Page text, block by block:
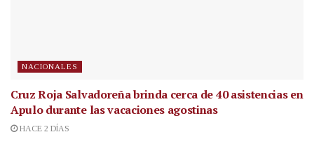
NACIONALES
Cruz Roja Salvadoreña brinda cerca de 40 asistencias en
Apulo durante las vacaciones agostinas
HACE 2 DÍAS